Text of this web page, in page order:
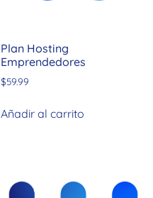
Plan Hosting
Emprendedores
$59.99
Añadir al carrito